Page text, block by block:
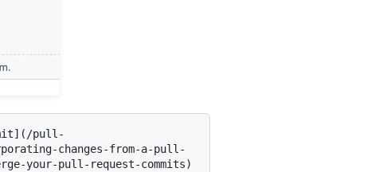
changes-from-a-pull-
your-pull-request-commits)